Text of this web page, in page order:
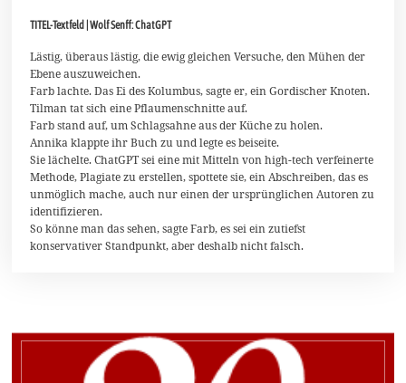
p
i
2
0
2
3
TITEL-Textfeld | Wolf Senff: ChatGPT
Lästig, überaus lästig, die ewig gleichen Versuche, den Mühen der
Ebene auszuweichen.
Farb lachte. Das Ei des Kolumbus, sagte er, ein Gordischer Knoten.
Tilman tat sich eine Pflaumenschnitte auf.
Farb stand auf, um Schlagsahne aus der Küche zu holen.
Annika klappte ihr Buch zu und legte es beiseite.
Sie lächelte. ChatGPT sei eine mit Mitteln von high-tech verfeinerte
Methode, Plagiate zu erstellen, spottete sie, ein Abschreiben, das es
unmöglich mache, auch nur einen der ursprünglichen Autoren zu
identifizieren.
So könne man das sehen, sagte Farb, es sei ein zutiefst
konservativer Standpunkt, aber deshalb nicht falsch.